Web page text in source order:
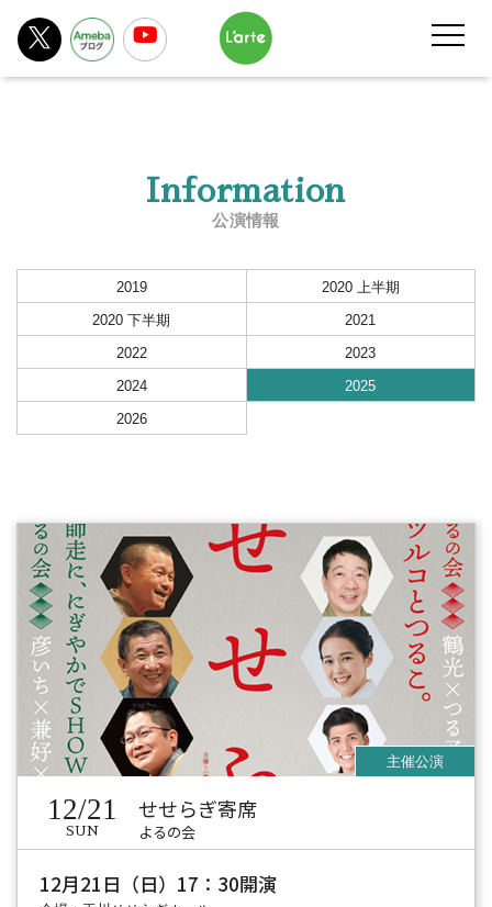
Information
公演情報
2019
2020 上半期
2020 下半期
2021
2022
2023
2024
2025
2026
12/21
SUN
せせらぎ寄席
よるの会
12月21日（日）17：30開演